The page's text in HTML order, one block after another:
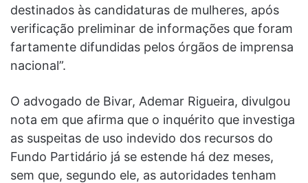
destinados às candidaturas de mulheres, após
verificação preliminar de informações que foram
fartamente difundidas pelos órgãos de imprensa
nacional”.
O advogado de Bivar, Ademar Rigueira, divulgou
nota em que afirma que o inquérito que investiga
as suspeitas de uso indevido dos recursos do
Fundo Partidário já se estende há dez meses,
sem que, segundo ele, as autoridades tenham